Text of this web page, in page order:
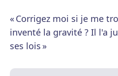
« Corrigez moi si je me
inventé la gravité ? Il l'a
ses lois »